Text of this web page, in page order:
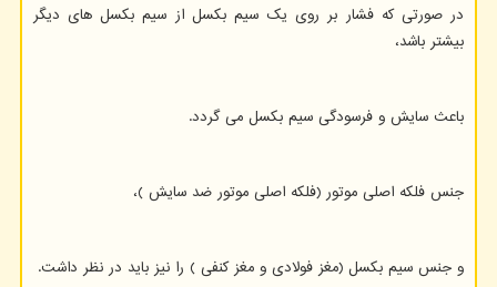
در صورتی که فشار بر روی یک سیم بکسل از سیم بکسل های دیگر
بیشتر باشد،
باعث سایش و فرسودگی سیم بکسل می گردد.
جنس فلکه اصلی موتور (فلکه اصلی موتور ضد سایش )،
و جنس سیم بکسل (مغز فولادی و مغز کنفی ) را نیز باید در نظر داشت.